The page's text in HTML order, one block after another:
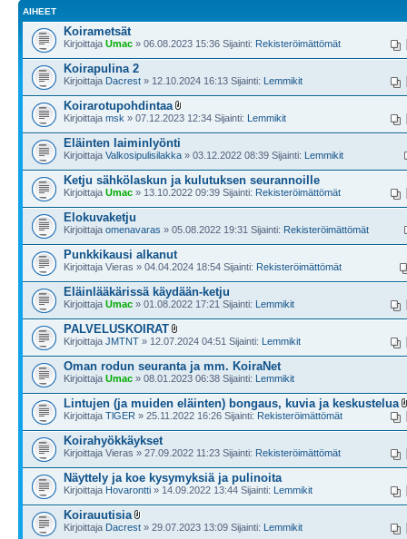
AIHEET
Koirametsät
Kirjoittaja Umac » 06.08.2023 15:36 Sijainti: Rekisteröimättömät
Koirapulina 2
Kirjoittaja Dacrest » 12.10.2024 16:13 Sijainti: Lemmikit
Koirarotupohdintaa
Kirjoittaja msk » 07.12.2023 12:34 Sijainti: Lemmikit
Eläinten laiminlyönti
Kirjoittaja Valkosipulisilakka » 03.12.2022 08:39 Sijainti: Lemmikit
Ketju sähkölaskun ja kulutuksen seurannoille
Kirjoittaja Umac » 13.10.2022 09:39 Sijainti: Rekisteröimättömät
Elokuvaketju
Kirjoittaja omenavaras » 05.08.2022 19:31 Sijainti: Rekisteröimättömät
Punkkikausi alkanut
Kirjoittaja Vieras » 04.04.2024 18:54 Sijainti: Rekisteröimättömät
Eläinlääkärissä käydään-ketju
Kirjoittaja Umac » 01.08.2022 17:21 Sijainti: Lemmikit
PALVELUSKOIRAT
Kirjoittaja JMTNT » 12.07.2024 04:51 Sijainti: Lemmikit
Oman rodun seuranta ja mm. KoiraNet
Kirjoittaja Umac » 08.01.2023 06:38 Sijainti: Lemmikit
Lintujen (ja muiden eläinten) bongaus, kuvia ja keskustelua
Kirjoittaja TlGER » 25.11.2022 16:26 Sijainti: Rekisteröimättömät
Koirahyökkäykset
Kirjoittaja Vieras » 27.09.2022 11:23 Sijainti: Rekisteröimättömät
Näyttely ja koe kysymyksiä ja pulinoita
Kirjoittaja Hovarontti » 14.09.2022 13:44 Sijainti: Lemmikit
Koirauutisia
Kirjoittaja Dacrest » 29.07.2023 13:09 Sijainti: Lemmikit